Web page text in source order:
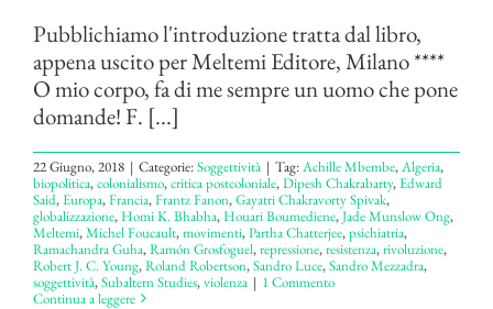
Pubblichiamo l'introduzione tratta dal libro,
appena uscito per Meltemi Editore, Milano ****
O mio corpo, fa di me sempre un uomo che pone
domande! F. [...]
22 Giugno, 2018 | Categorie:Soggettività | Tag:Achille Mbembe,Algeria,
biopolitica,colonialismo,critica postcoloniale,Dipesh Chakrabarty,Edward
Said,Europa,Francia,Frantz Fanon,Gayatri Chakravorty Spivak,
globalizzazione,Homi K. Bhabha,Houari Boumediene,Jade Munslow Ong,
Meltemi,Michel Foucault,movimenti,Partha Chatterjee,psichiatria,
Ramachandra Guha,Ramón Grosfoguel,repressione,resistenza,rivoluzione,
Robert J. C. Young,Roland Robertson,Sandro Luce,Sandro Mezzadra,
soggettività,Subaltern Studies,violenza | 1 Commento
Continua a leggere